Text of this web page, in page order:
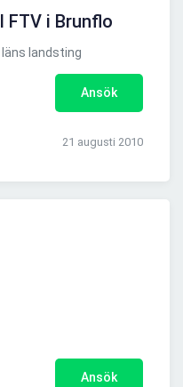
i Brunflo
landsting
Ansök
21 augusti 2010
Ansök